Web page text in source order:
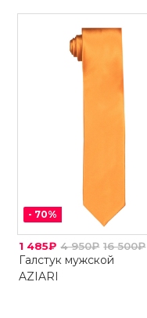
- 70%
1 485₽ 4 950₽ 16 500₽
Галстук мужской
AZIARI